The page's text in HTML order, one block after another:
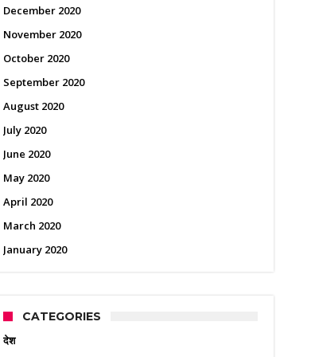
December 2020
November 2020
October 2020
September 2020
August 2020
July 2020
June 2020
May 2020
April 2020
March 2020
January 2020
CATEGORIES
देश